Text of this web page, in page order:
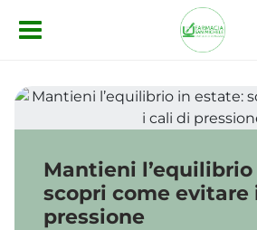
Salta al contenuto principale
Mantieni
scopri come evitare
pressione